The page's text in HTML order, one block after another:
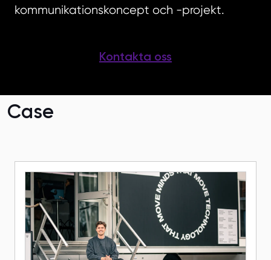
kommunikationskoncept och -projekt.
Kontakta oss
Case